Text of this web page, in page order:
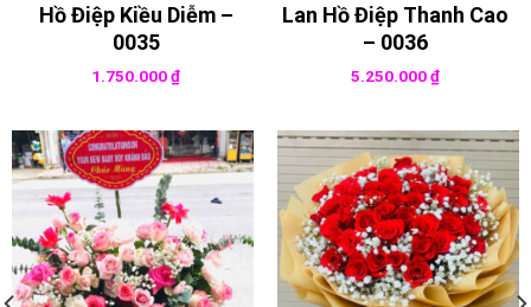
Hồ Điệp Kiều Diễm –
0035
1.750.000₫
Lan Hồ Điệp Thanh Cao
– 0036
5.250.000₫